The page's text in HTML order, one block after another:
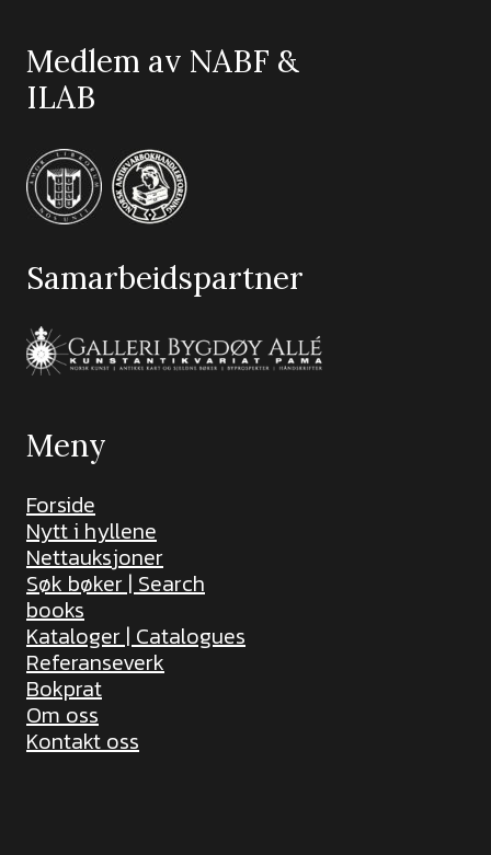
Medlem av NABF &
ILAB
Samarbeidspartner
Meny
Forside
Nytt i hyllene
Nettauksjoner
Søk bøker | Search
books
Kataloger | Catalogues
Referanseverk
Bokprat
Om oss
Kontakt oss